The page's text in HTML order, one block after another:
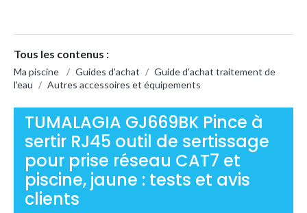
Tous les contenus :
Ma piscine / Guides d'achat / Guide d'achat traitement de
l'eau / Autres accessoires et équipements
TUMALAGIA GJ669BK Pince à
sertir RJ45 outil de sertissage
pour prise réseau CAT7 et
piscine, jaune : tests et avis
clients